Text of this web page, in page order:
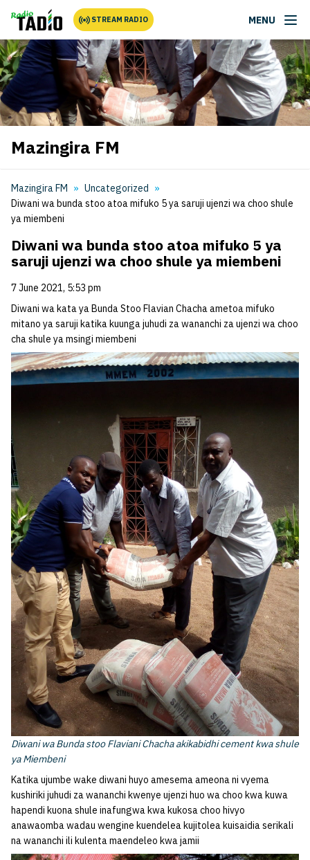
STREAM RADIO MENU
Mazingira FM
Mazingira FM
Uncategorized
Diwani wa bunda stoo atoa mifuko 5 ya saruji ujenzi wa choo shule
ya miembeni
Diwani wa bunda stoo atoa mifuko 5 ya
saruji ujenzi wa choo shule ya miembeni
7 June 2021, 5:53 pm
Diwani wa kata ya Bunda Stoo Flavian Chacha ametoa mifuko
mitano ya saruji katika kuunga juhudi za wananchi za ujenzi wa choo
cha shule ya msingi miembeni
Diwani wa Bunda stoo Flaviani Chacha akikabidhi cement kwa shule
ya Miembeni
Katika ujumbe wake diwani huyo amesema ameona ni vyema
kushiriki juhudi za wananchi kwenye ujenzi huo wa choo kwa kuwa
hapendi kuona shule inafungwa kwa kukosa choo hivyo
anawaomba wadau wengine kuendelea kujitolea kuisaidia serikali
na wananchi ili kulenta maendeleo kwa jamii